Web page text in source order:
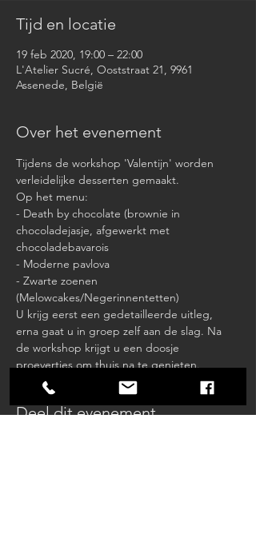
Tijd en locatie
19 feb 2020, 19:00 – 22:00
L'Atelier Sucré, Ooststraat 21, 9961
Assenede, België
Over het evenement
Tijdens de workshop 'Valentijn' worden
verleidelijke desserten gemaakt.
Op het menu:
- Death by chocolate (brownie in
chocoladejasje, afgewerkt met
chocoladebavarois
- Moderne pavlova
- Zwarte zoenen
(Melowcakes/Negerinnentetten)
U krijg eerst een gedetailleerde uitleg,
erna gaat u in groep zelf aan de slag. Na
de workshop krijgt u een doosje
proevertjes om thuis na te genieten.
Deel dit evenement